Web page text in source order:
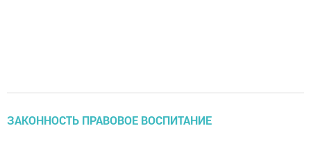
ЗАКОННОСТЬ ПРАВОВОЕ ВОСПИТАНИЕ